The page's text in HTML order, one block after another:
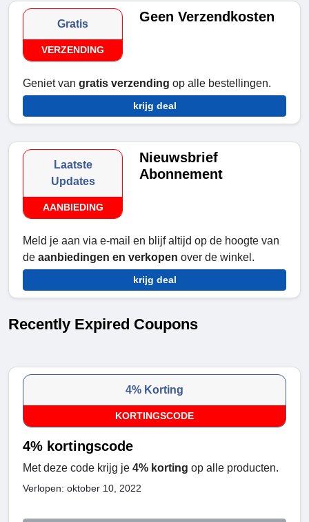
Gratis
VERZENDING
Geen Verzendkosten
Geniet van gratis verzending op alle bestellingen.
krijg deal
Laatste
Updates
AANBIEDING
Nieuwsbrief
Abonnement
Meld je aan via e-mail en blijf altijd op de hoogte van
de aanbiedingen en verkopen over de winkel.
krijg deal
Recently Expired Coupons
4% Korting
KORTINGSCODE
4% kortingscode
Met deze code krijg je 4% korting op alle producten.
Verlopen: oktober 10, 2022